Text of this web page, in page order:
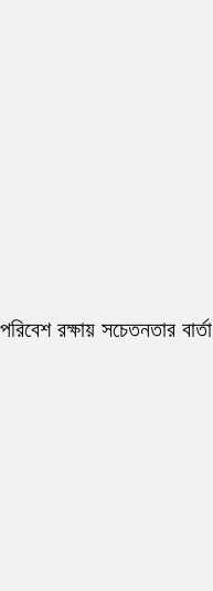
রক্ষায় সচেতনতার বার্তা